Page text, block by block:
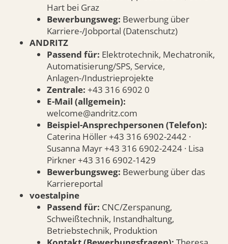
Hart bei Graz
Bewerbungsweg: Bewerbung über
Karriere-/Jobportal (Datenschutz)
ANDRITZ
Passend für: Elektrotechnik, Mechatronik,
Automatisierung/SPS, Service,
Anlagen-/Industrieprojekte
Zentrale: +43 316 6902 0
E-Mail (allgemein):
welcome@andritz.com
Beispiel-Ansprechpersonen (Telefon):
Caterina Höller +43 316 6902-2442 ·
Susanna Mayr +43 316 6902-2424 · Lisa
Pirkner +43 316 6902-1429
Bewerbungsweg: Bewerbung über das
Karriereportal
voestalpine
Passend für: CNC/Zerspanung,
Schweißtechnik, Instandhaltung,
Betriebstechnik, Produktion